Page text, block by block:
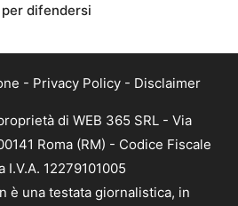
difendersi
- Privacy Policy - Disclaimer
di WEB 365 SRL - Via
Roma (RM) - Codice Fiscale
I.V.A. 12279101005
è una testata giornalistica, in